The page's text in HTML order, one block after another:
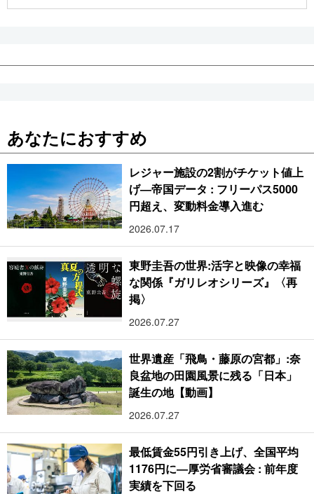
あなたにおすすめ
レジャー施設の2割がチケット値上
げ―帝国データ : フリーパス5000
円超え、変動料金導入進む
2026.07.17
東野圭吾の世界:活字と映像の幸福
な関係『ガリレオシリーズ』〈再
掲〉
2026.07.27
世界遺産「飛鳥・藤原の宮都」:奈
良盆地の田園風景に残る「日本」
誕生の地【動画】
2026.07.27
最低賃金55円引き上げ、全国平均
1176円に―厚労省審議会 : 前年度
実績を下回る